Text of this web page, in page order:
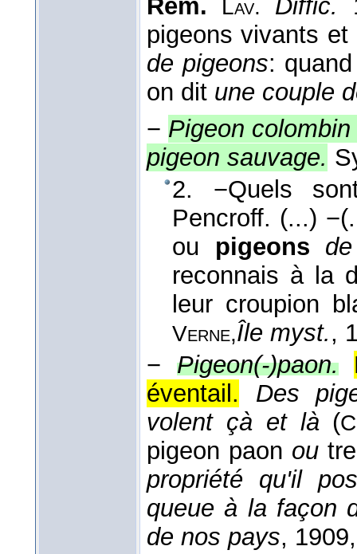
Rem. Lav. Diffic.
pigeons vivants
de pigeons:
on dit une couple
− Pigeon colombin
pigeon sauvage.
2. −Quels
Pencroff. (...)
ou pigeons
reconnais à la
leur croupion
Verne,Île myst.,
− Pigeon(-)paon.
éventail.
Des
volent çà et là(
pigeon paon ou
propriété qu'il
queue à la façon
de nos pays, 1909